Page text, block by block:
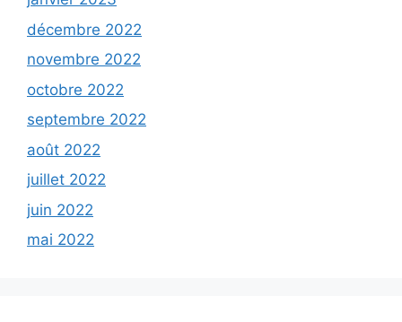
décembre 2022
novembre 2022
octobre 2022
septembre 2022
août 2022
juillet 2022
juin 2022
mai 2022